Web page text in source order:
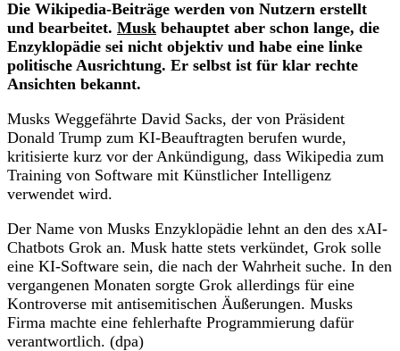
Die Wikipedia-Beiträge werden von Nutzern erstellt
und bearbeitet. Musk behauptet aber schon lange, die
Enzyklopädie sei nicht objektiv und habe eine linke
politische Ausrichtung. Er selbst ist für klar rechte
Ansichten bekannt.
Musks Weggefährte David Sacks, der von Präsident
Donald Trump zum KI-Beauftragten berufen wurde,
kritisierte kurz vor der Ankündigung, dass Wikipedia zum
Training von Software mit Künstlicher Intelligenz
verwendet wird.
Der Name von Musks Enzyklopädie lehnt an den des xAI-
Chatbots Grok an. Musk hatte stets verkündet, Grok solle
eine KI-Software sein, die nach der Wahrheit suche. In den
vergangenen Monaten sorgte Grok allerdings für eine
Kontroverse mit antisemitischen Äußerungen. Musks
Firma machte eine fehlerhafte Programmierung dafür
verantwortlich. (dpa)